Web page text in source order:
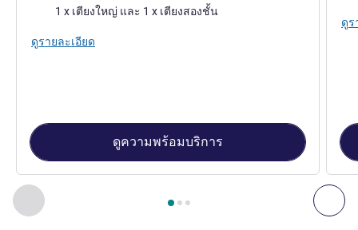
ก่อนหน้า - ห้องพัก ถั
หน้า1 , ห้องพัก 1 : Standard Apartment with 1 double
เครื่องนอน 1 x เตียงใหญ่ และ 1 x เตียงสองชั้น
ดูรายละเอียด
ดูความพร้อมบริการ
ดูร